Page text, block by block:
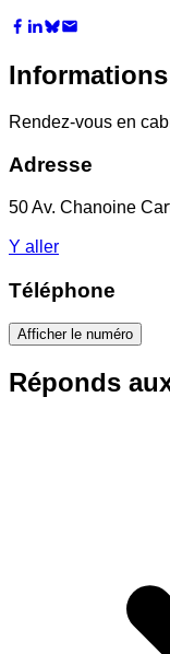
Rendez-vous en
Adresse
50 Av. Chanoine
Y aller
Téléphone
Afficher le numéro
Réponds